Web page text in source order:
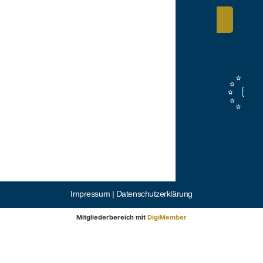
Impressum | Datenschutzerklärung
Mitgliederbereich mit DigiMember